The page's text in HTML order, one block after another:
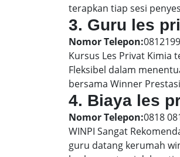
terapkan tiap sesi
3. Guru les
Nomor Telepon:
Kursus Les Privat Kimia
Fleksibel dalam
bersama Winner
4. Biaya les
Nomor Telepon:0818
WINPI Sangat
guru datang kerumah